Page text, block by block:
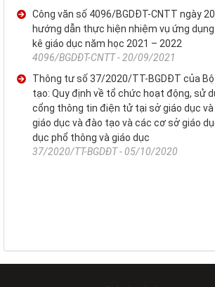
Công văn số 4096/BGDĐT-CNTT ngày
hướng dẫn thực hiện nhiệm vụ ứng
kê giáo dục năm học 2021 – 2022
4096/BGDĐT-CNTT - 20/09/2021
Thông tư số 37/2020/TT-BGDĐT của Bộ
tạo: Quy định về tổ chức hoạt động, sử
cổng thông tin điện tử tại sở giáo dục
giáo dục và đào tạo và các cơ sở giáo
dục phổ thông và giáo dục
37/2020/TT-BGDĐT - 05/10/2020